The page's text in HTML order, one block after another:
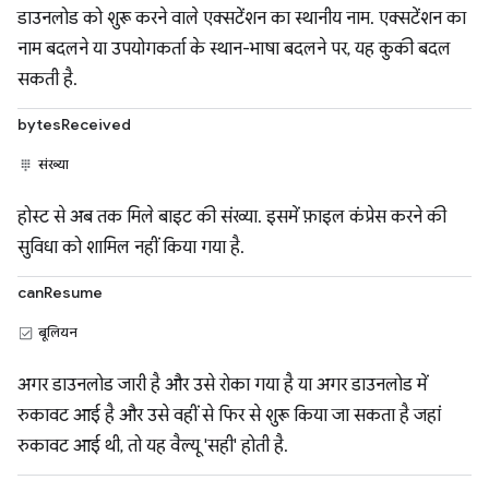
डाउनलोड को शुरू करने वाले एक्सटेंशन का स्थानीय नाम. एक्सटेंशन का
नाम बदलने या उपयोगकर्ता के स्थान-भाषा बदलने पर, यह कुकी बदल
सकती है.
bytesReceived
संख्या
होस्ट से अब तक मिले बाइट की संख्या. इसमें फ़ाइल कंप्रेस करने की
सुविधा को शामिल नहीं किया गया है.
canResume
बूलियन
अगर डाउनलोड जारी है और उसे रोका गया है या अगर डाउनलोड में
रुकावट आई है और उसे वहीं से फिर से शुरू किया जा सकता है जहां
रुकावट आई थी, तो यह वैल्यू 'सही' होती है.